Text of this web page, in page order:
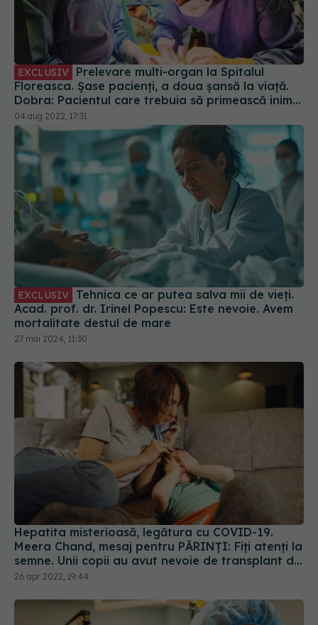
EXCLUSIV
Floreasca. Șase pacienți, a doua șansă la viață.
Dobra: Pacientul care trebuia să primească inima
are COVID, așa că organul a ajuns în Germania
04 aug 2022, 17:31
EXCLUSIV
Acad. prof. dr. Irinel Popescu: Este nevoie. Avem
mortalitate destul de mare
27 mai 2024, 11:30
Hepatita misterioasă, legătura cu COVID-19.
Meera Chand, mesaj pentru PĂRINȚI: Fiți atenți la
semne. Unii copii au avut nevoie de transplant de
FICAT
26 apr 2022, 19:44